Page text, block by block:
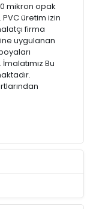
mikron opak
üretim izin
firma
uygulanan
Bu